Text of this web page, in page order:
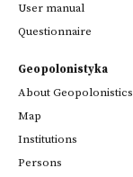
User manual
Questionnaire
Geopolonistyka
About Geopolonistics
Map
Institutions
Persons